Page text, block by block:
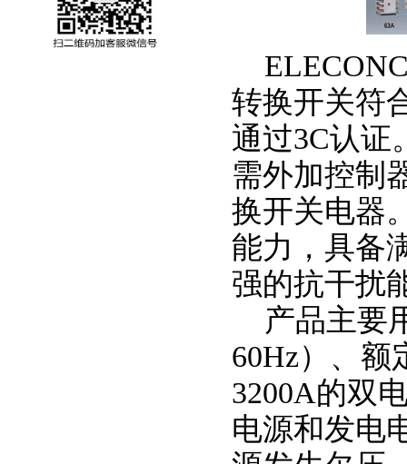
转换开关符
通过3C认证
需外加控制
换开关电器
能力，具备
强的抗干扰
产品主要
60Hz）、额
3200A的双
电源和发电